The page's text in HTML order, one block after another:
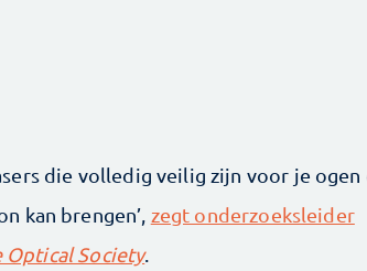
die volledig veilig zijn voor je ogen
kan brengen’, zegt onderzoeksleider
Optical Society.